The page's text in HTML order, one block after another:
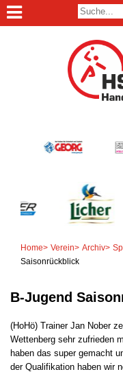
Home> Verein> Archiv>
Saisonrückblick
B-Jugend
(HoHö) Trainer Jan Nober
Wettenberg sehr zufrieden
haben das super gemacht
der Qualifikation haben wir